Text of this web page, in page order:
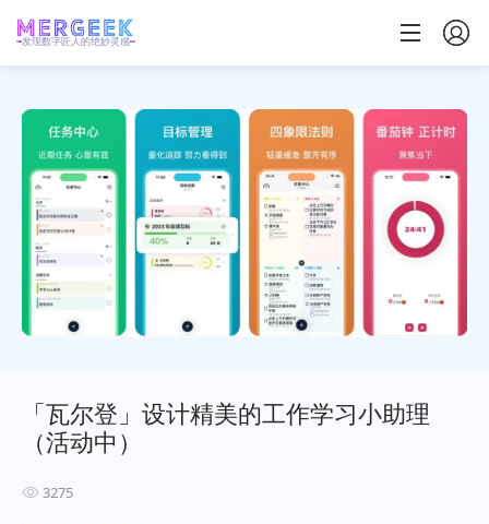
发现数字匠人的绝妙灵感
「瓦尔登」设计精美的工作学习小助理
（活动中）
3275